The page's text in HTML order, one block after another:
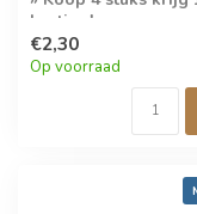
korting!
€2,30
Op voorraad